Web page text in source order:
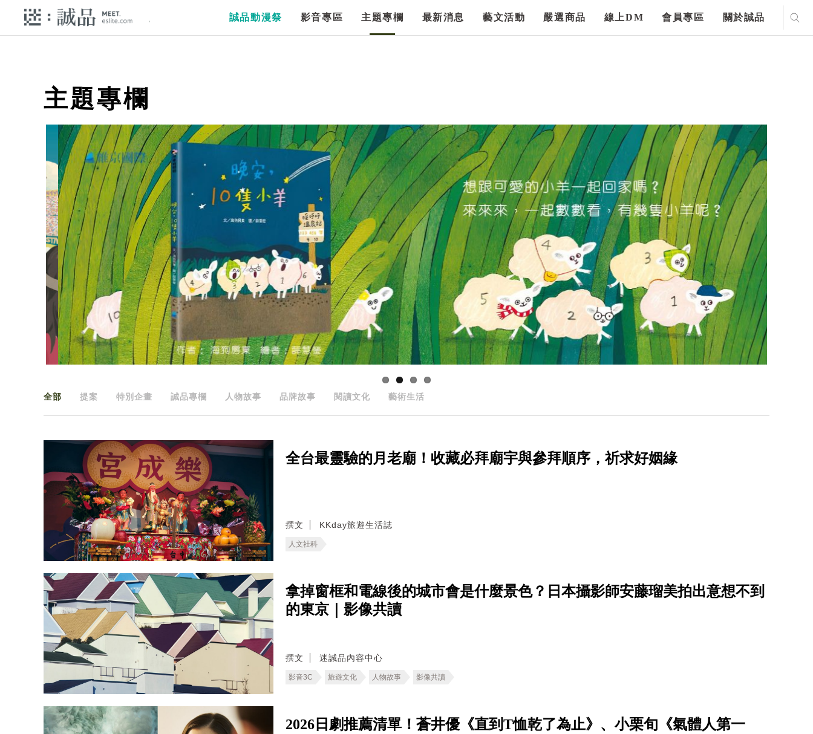
誠品動漫祭 影音專區 主題專欄 最新消息 藝文活動 嚴選商品 線上DM 會員專區 關於誠品
主題專欄
全部 提案 特別企畫 誠品專欄 人物故事 品牌故事 閱讀文化 藝術生活
全台最靈驗的月老廟！收藏必拜廟宇與參拜順序，祈求好姻緣
撰文 KKday旅遊生活誌
人文社科
拿掉窗框和電線後的城市會是什麼景色？日本攝影師安藤瑠美拍出意想不到
的東京｜影像共讀
撰文 迷誠品內容中心
影音3C 旅遊文化 人物故事 影像共讀
2026日劇推薦清單！蒼井優《直到T恤乾了為止》、小栗旬《氣體人第一